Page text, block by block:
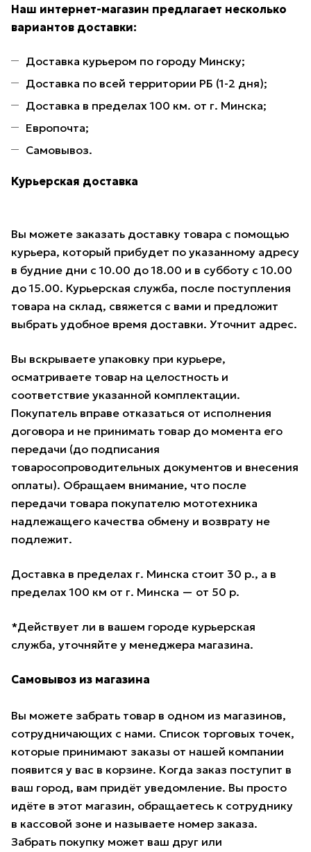
Наш интернет-магазин предлагает несколько
вариантов доставки:
Доставка курьером по городу Минску;
Доставка по всей территории РБ (1-2 дня);
Доставка в пределах 100 км. от г. Минска;
Европочта;
Самовывоз.
Курьерская доставка
Вы можете заказать доставку товара с помощью
курьера, который прибудет по указанному адресу
в будние дни с 10.00 до 18.00 и в субботу с 10.00
до 15.00. Курьерская служба, после поступления
товара на склад, свяжется с вами и предложит
выбрать удобное время доставки. Уточнит адрес.
Вы вскрываете упаковку при курьере,
осматриваете товар на целостность и
соответствие указанной комплектации.
Покупатель вправе отказаться от исполнения
договора и не принимать товар до момента его
передачи (до подписания
товаросопроводительных документов и внесения
оплаты). Обращаем внимание, что после
передачи товара покупателю мототехника
надлежащего качества обмену и возврату не
подлежит.
Доставка в пределах г. Минска стоит 30 р., а в
пределах 100 км от г. Минска — от 50 р.
*Действует ли в вашем городе курьерская
служба, уточняйте у менеджера магазина.
Самовывоз из магазина
Вы можете забрать товар в одном из магазинов,
сотрудничающих с нами. Список торговых точек,
которые принимают заказы от нашей компании
появится у вас в корзине. Когда заказ поступит в
ваш город, вам придёт уведомление. Вы просто
идёте в этот магазин, обращаетесь к сотруднику
в кассовой зоне и называете номер заказа.
Забрать покупку может ваш друг или